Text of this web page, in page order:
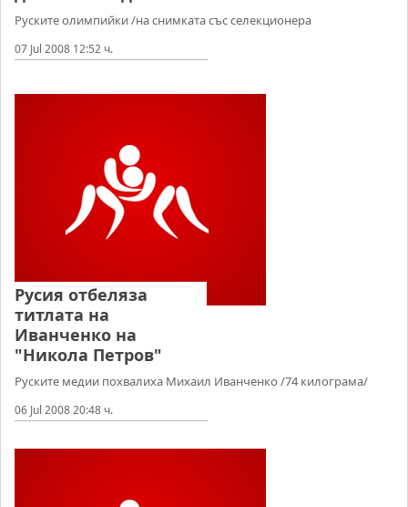
Руските олимпийки /на снимката със селекционера
07 Jul 2008 12:52 ч.
Русия отбеляза
титлата на
Иванченко на
"Никола Петров"
Руските медии похвалиха Михаил Иванченко /74 килограма/
06 Jul 2008 20:48 ч.